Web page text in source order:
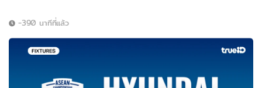
-390 นาทีที่แล้ว